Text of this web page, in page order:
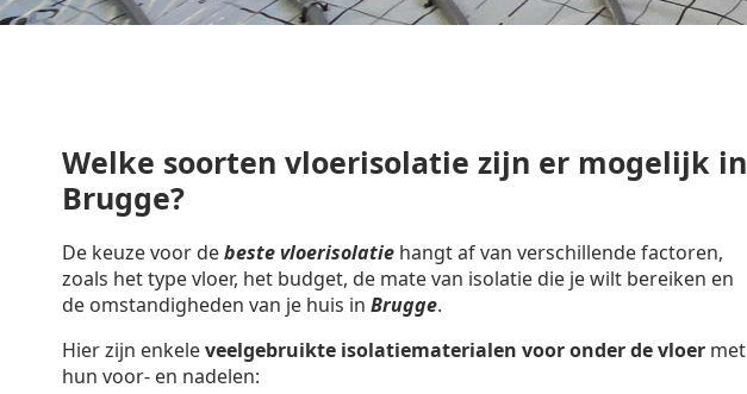
Welke soorten vloerisolatie zijn er mogelijk in
Brugge?
De keuze voor debeste vloerisolatie hangt af van verschillende factoren,
zoals het type vloer, het budget, de mate van isolatie die je wilt bereiken en
de omstandigheden van je huis in Brugge.
Hier zijn enkeleveelgebruikte isolatiematerialen voor onder de vloer met
hun voor- en nadelen: